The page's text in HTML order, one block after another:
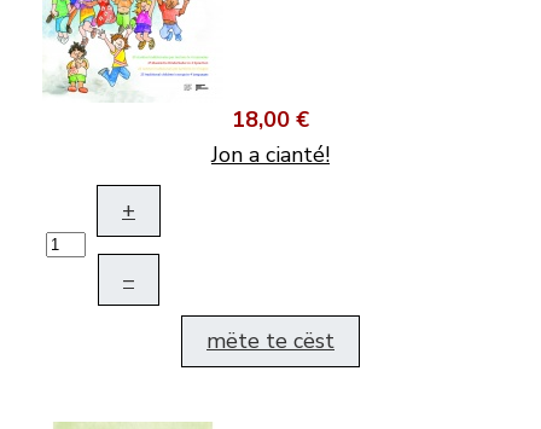
18,00 €
Jon a cianté!
+
–
mëte te cëst